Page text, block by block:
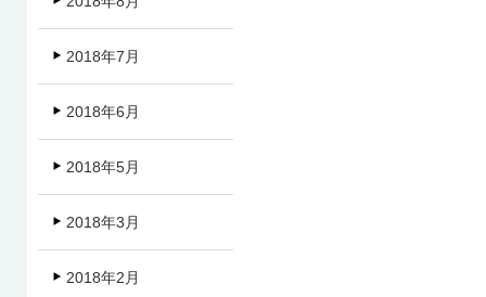
2018年7月
2018年6月
2018年5月
2018年3月
2018年2月